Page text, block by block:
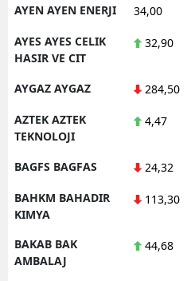
AYEN AYEN ENERJI 34,00
AYES AYES CELIK
HASIR VE CIT
32,90
AYGAZ AYGAZ 284,50
AZTEK AZTEK
TEKNOLOJI
4,47
BAGFS BAGFAS 24,32
BAHKM BAHADIR
KIMYA
113,30
BAKAB BAK
AMBALAJ
44,68